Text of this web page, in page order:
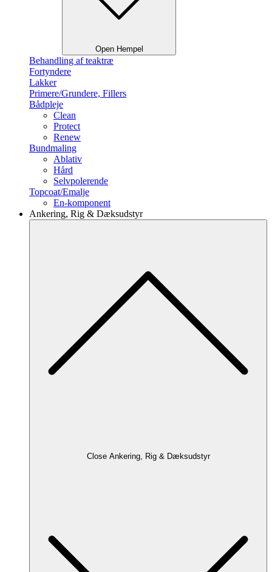
Open Hempel
Behandling af teaktræ
Fortyndere
Lakker
Primere/Grundere, Fillers
Bådpleje
Clean
Protect
Renew
Bundmaling
Ablativ
Hård
Selvpolerende
Topcoat/Emalje
En-komponent
Ankering, Rig & Dæksudstyr
Close Ankering, Rig & Dæksudstyr